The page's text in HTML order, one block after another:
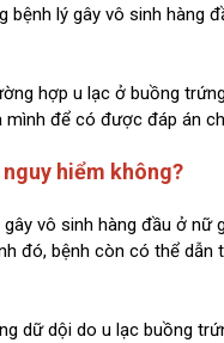
lý gây vô sinh hàng
hợp u lạc ở buồng
để có được đáp án
hiểm không?
vô sinh hàng đầu ở
đó, bệnh còn có thể
dữ dội do u lạc buồng